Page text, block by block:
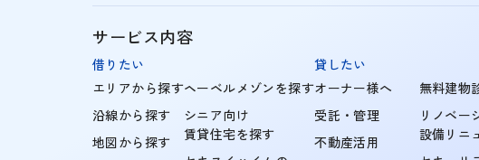
サービス内容
借りたい
エリアから探す
沿線から探す
地図から探す
ヘーベルメゾンを探す
シニア向け
賃貸住宅を探す
貸したい
オーナー様へ
受託・管理
不動産活用
無料建物
リノベー
設備リニ